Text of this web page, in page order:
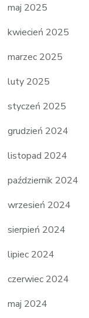
maj 2025
kwiecień 2025
marzec 2025
luty 2025
styczeń 2025
grudzień 2024
listopad 2024
październik 2024
wrzesień 2024
sierpień 2024
lipiec 2024
czerwiec 2024
maj 2024